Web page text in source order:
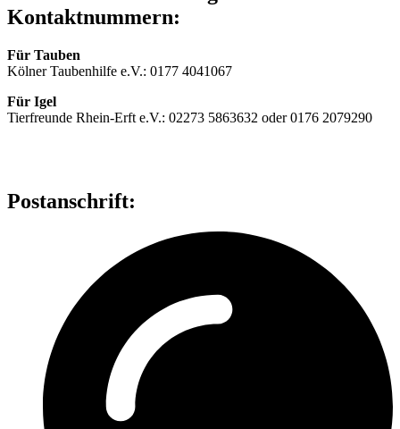
Kontaktnummern:
Für Tauben
Kölner Taubenhilfe e.V.: 0177 4041067
Für Igel
Tierfreunde Rhein-Erft e.V.: 02273 5863632 oder 0176 2079290
Postanschrift: